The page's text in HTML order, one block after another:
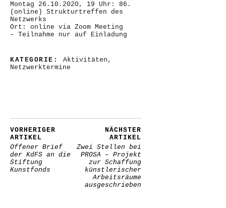
Montag 26.10.2020, 19 Uhr: 86.
(online) Strukturtreffen des
Netzwerks
Ort: online via Zoom Meeting
– Teilnahme nur auf Einladung
KATEGORIE: Aktivitäten ,
Netzwerktermine
VORHERIGER
ARTIKEL
Offener Brief
der KdFS an die
Stiftung
Kunstfonds
NÄCHSTER
ARTIKEL
Zwei Stellen bei
PROSA – Projekt
zur Schaffung
künstlerischer
Arbeitsräume
ausgeschrieben